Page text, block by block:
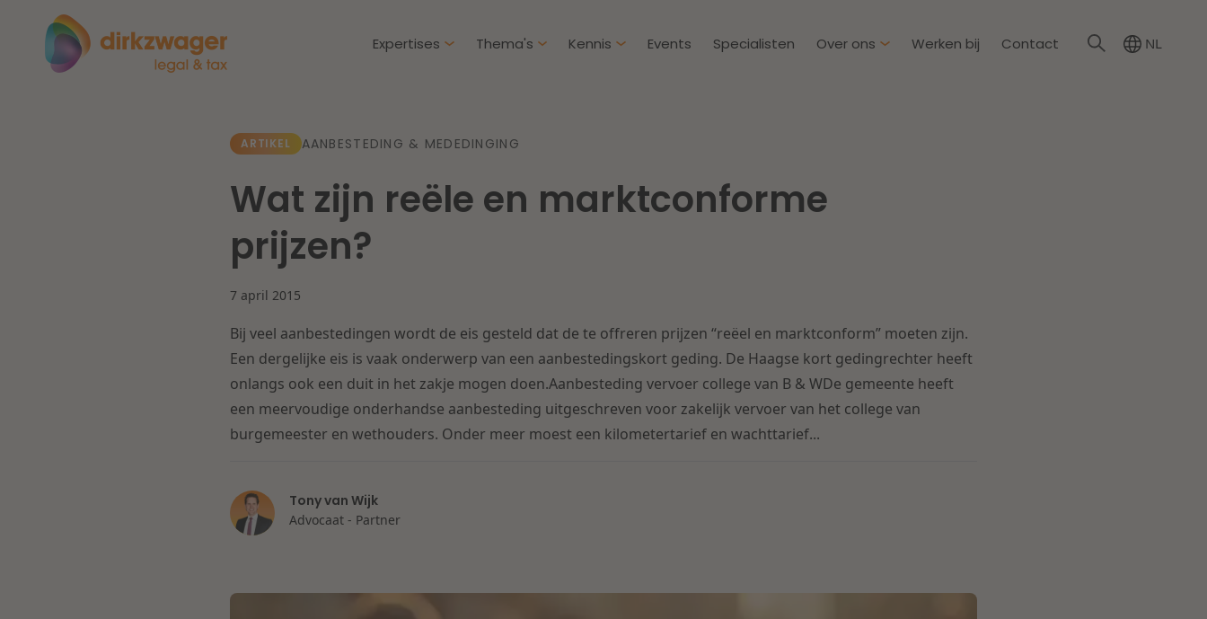
Expertises
IE & Innovatie
Zorg & Sociaal domein
Vastgoed
Overheid & Omgeving
Litigation
Onderwijs
Thema's
energietransitie
Dichtbij een
Dichtbij de kansen en
Kennis Events Specialisten Over ons
Nieuws
Werken bij Contact NL
ARTIKEL AANBESTEDING & MEDEDINGING
Wat zijn reële en marktconforme
prijzen?
7 april 2015
Bij veel aanbestedingen wordt de eis gesteld dat de te offreren prijzen “reëel en marktconform” moeten zijn.
Een dergelijke eis is vaak onderwerp van een aanbestedingskort geding. De Haagse kort gedingrechter heeft
onlangs ook een duit in het zakje mogen doen.Aanbesteding vervoer college van B & WDe gemeente heeft
een meervoudige onderhandse aanbesteding uitgeschreven voor zakelijk vervoer van het college van
burgemeester en wethouders. Onder meer moest een kilometertarief en wachttarief...
Tony van Wijk
Advocaat - Partner